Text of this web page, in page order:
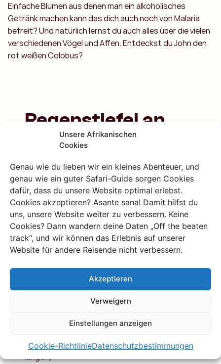
Unsere Afrikanischen
Cookies
Genau wie du lieben wir ein kleines Abenteuer, und
genau wie ein guter Safari-Guide sorgen Cookies
dafür, dass du unsere Website optimal erlebst.
Cookies akzeptieren? Asante sana! Damit hilfst du
uns, unsere Website weiter zu verbessern. Keine
Cookies? Dann wandern deine Daten „Off the beaten
track“, und wir können das Erlebnis auf unserer
Website für andere Reisende nicht verbessern.
Akzeptieren
Verweigern
Einstellungen anzeigen
Cookie-RichtlinieDatenschutzbestimmungen
Einfache Blumen aus denen man ein alkoholisches
Getränk machen kann das dich auch noch von Malaria
befreit? Und natürlich lernst du auch alles über die vielen
verschiedenen Vögel und Affen. Entdeckst du John den
rot weißen Colobus?
Regenstiefel an
und ab geht die
Post!
Für diese Sumpfwanderung ist es am besten
bequeme Kleidung zu tragen und unbedingt
Gummistiefel mitzunehmen! Wenn die nicht
mehr in deinen Koffer oder Rucksack passen ist
das kein Drama: der Guide hat bestimmt noch
ein paar für dich. Weil es in diesem Gebiet oft
praktisch. Bist du ein Vogelfan? Dann vergiss
auch dein Fernglas nicht! Die Wanderung durch
und vier Stunden, je nachdem wie sehr dich die
Umgebung interessiert. (Wenn du die
unterwegs hören willst dauert es eben etwas
länger.)